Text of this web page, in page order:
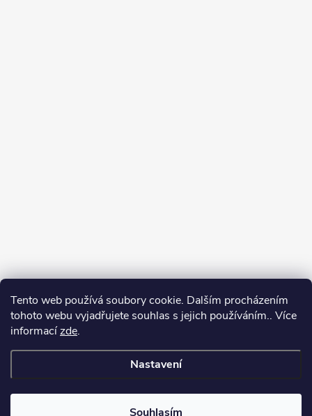
Tento web používá soubory cookie. Dalším procházením
tohoto webu vyjadřujete souhlas s jejich používáním.. Více
informacízde.
Nastavení
Souhlasím
Copyright 2026Můj e-shop. Všechna práva vyhrazena.